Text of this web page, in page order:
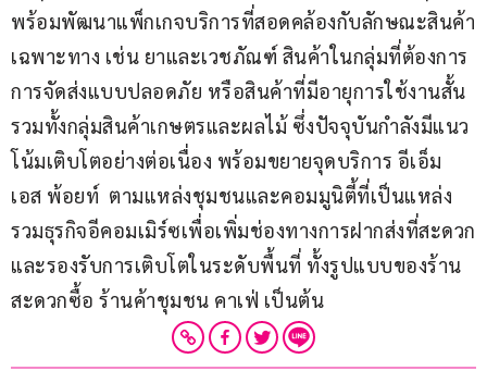
พร้อมพัฒนาแพ็กเกจบริการที่สอดคล้องกับลักษณะสินค้า
เฉพาะทาง เช่น ยาและเวชภัณฑ์ สินค้าในกลุ่มที่ต้องการ
การจัดส่งแบบปลอดภัย หรือสินค้าที่มีอายุการใช้งานสั้น
รวมทั้งกลุ่มสินค้าเกษตรและผลไม้ ซึ่งปัจจุบันกำลังมีแนว
โน้มเติบโตอย่างต่อเนื่อง พร้อมขยายจุดบริการ อีเอ็ม
เอส พ้อยท์  ตามแหล่งชุมชนและคอมมูนิตี้ที่เป็นแหล่ง
รวมธุรกิจอีคอมเมิร์ซเพื่อเพิ่มช่องทางการฝากส่งที่สะดวก
และรองรับการเติบโตในระดับพื้นที่ ทั้งรูปแบบของร้าน
สะดวกซื้อ ร้านค้าชุมชน คาเฟ่ เป็นต้น